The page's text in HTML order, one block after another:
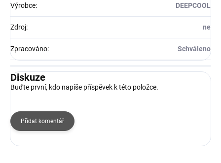
Výrobce: DEEPCOOL
Zdroj: ne
Zpracováno: Schváleno
Diskuze
Buďte první, kdo napíše příspěvek k této položce.
Přidat komentář